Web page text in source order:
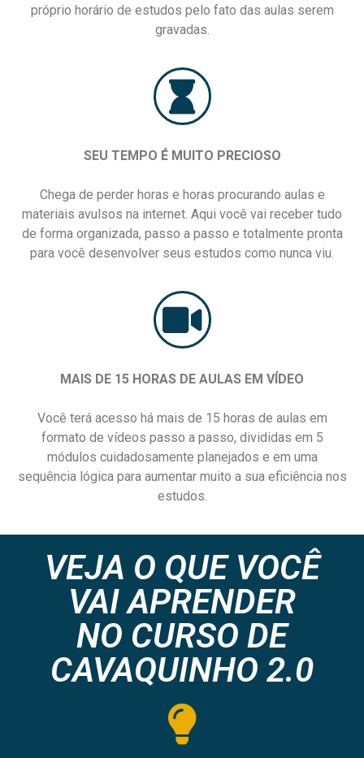
próprio horário de estudos pelo fato das aulas serem
gravadas.
SEU TEMPO É MUITO PRECIOSO
Chega de perder horas e horas procurando aulas e
materiais avulsos na internet. Aqui você vai receber tudo
de forma organizada, passo a passo e totalmente pronta
para você desenvolver seus estudos como nunca viu.
MAIS DE 15 HORAS DE AULAS EM VÍDEO
Você terá acesso há mais de 15 horas de aulas em
formato de vídeos passo a passo, divididas em 5
módulos cuidadosamente planejados e em uma
sequência lógica para aumentar muito a sua eficiência nos
estudos.
VEJA O QUE VOCÊ
VAI APRENDER
NO CURSO DE
CAVAQUINHO 2.0